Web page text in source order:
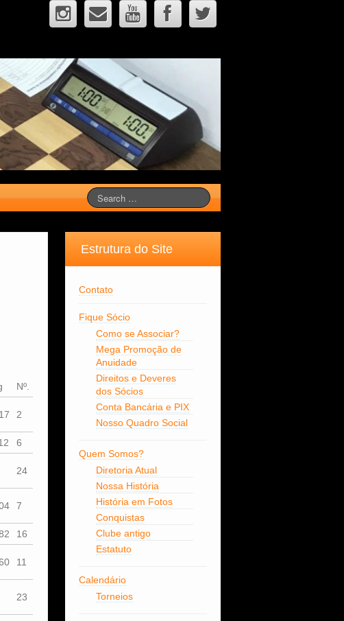
Nº.
2
6
24
7
16
11
23
Estrutura do Site
Contato
Fique Sócio
Como se Associar?
Mega Promoção de
Anuidade
Direitos e Deveres
dos Sócios
Conta Bancária e PIX
Nosso Quadro Social
Quem Somos?
Diretoria Atual
Nossa História
História em Fotos
Conquistas
Clube antigo
Estatuto
Calendário
Torneios